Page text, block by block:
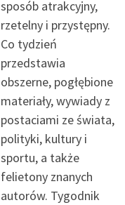
sposób atrakcyjny,
rzetelny i przystępny.
Co tydzień
przedstawia
obszerne, pogłębione
materiały, wywiady z
postaciami ze świata,
polityki, kultury i
sportu, a także
felietony znanych
autorów. Tygodnik